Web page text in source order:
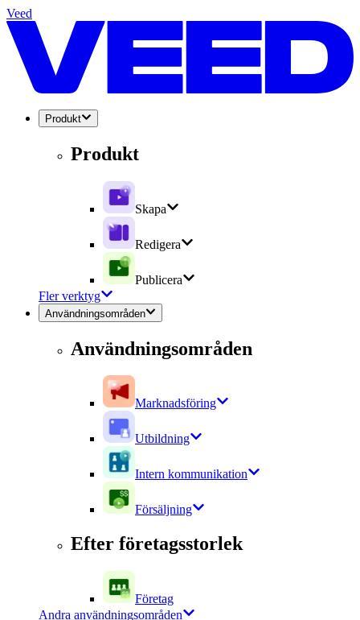
Veed
Produkt
Produkt
Skapa
Redigera
Publicera
Fler verktyg
Användningsområden
Användningsområden
Marknadsföring
Utbildning
Intern kommunikation
Försäljning
Efter företagsstorlek
Företag
Andra användningsområden